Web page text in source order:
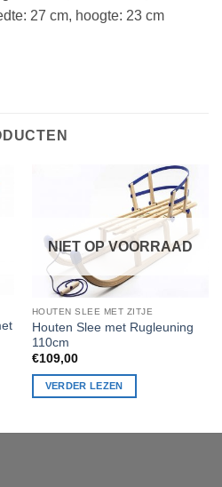
27 cm, hoogte: 23 cm
NIET OP VOORRAAD
HOUTEN SLEE MET ZITJE
Houten Slee met Rugleuning
110cm
€109,00
VERDER LEZEN